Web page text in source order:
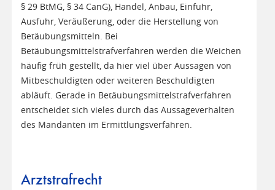
§ 29 BtMG, § 34 CanG), Handel, Anbau, Einfuhr,
Ausfuhr, Veräußerung, oder die Herstellung von
Betäubungsmitteln. Bei
Betäubungsmittelstrafverfahren werden die Weichen
häufig früh gestellt, da hier viel über Aussagen von
Mitbeschuldigten oder weiteren Beschuldigten
abläuft. Gerade in Betäubungsmittelstrafverfahren
entscheidet sich vieles durch das Aussageverhalten
des Mandanten im Ermittlungsverfahren.
Arztstrafrecht